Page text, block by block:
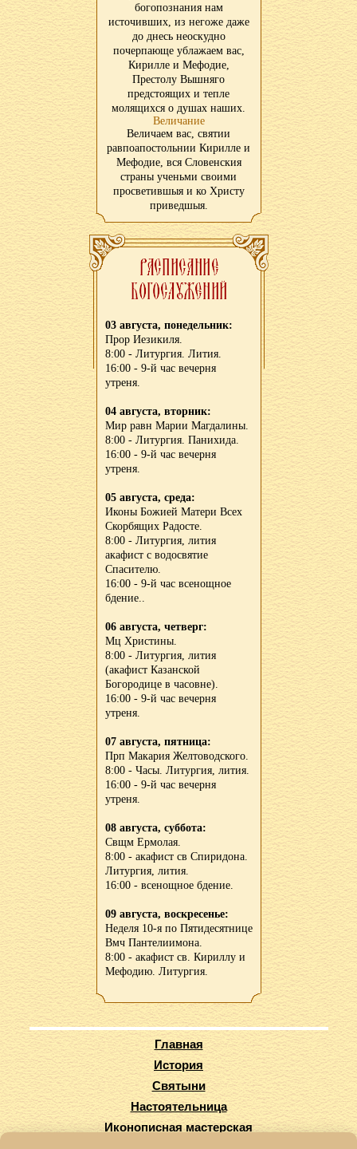
богопознания нам
источивших, из негоже даже
до днесь неоскудно
почерпающе ублажаем вас,
Кирилле и Мефодие,
Престолу Вышняго
предстоящих и тепле
молящихся о душах наших.
Величание
Величаем вас, святии
равпоапостольнии Кирилле и
Мефодие, вся Словенския
страны ученьми своими
просветившыя и ко Христу
приведшыя.
03 августа, понедельник:
Прор Иезикиля.
8:00 - Литургия. Лития.
16:00 - 9-й час вечерня
утреня.
04 августа, вторник:
Мир равн Марии Магдалины.
8:00 - Литургия. Панихида.
16:00 - 9-й час вечерня
утреня.
05 августа, среда:
Иконы Божией Матери Всех
Скорбящих Радосте.
8:00 - Литургия, лития
акафист с водосвятие
Спасителю.
16:00 - 9-й час всенощное
бдение..
06 августа, четверг:
Мц Христины.
8:00 - Литургия, лития
(акафист Казанской
Богородице в часовне).
16:00 - 9-й час вечерня
утреня.
07 августа, пятница:
Прп Макария Желтоводского.
8:00 - Часы. Литургия, лития.
16:00 - 9-й час вечерня
утреня.
08 августа, суббота:
Свщм Ермолая.
8:00 - акафист св Спиридона.
Литургия, лития.
16:00 - всенощное бдение.
09 августа, воскресенье:
Неделя 10-я по Пятидесятнице
Вмч Пантелиимона.
8:00 - акафист св. Кириллу и
Мефодию. Литургия.
Главная
История
Святыни
Настоятельница
Иконописная мастерская